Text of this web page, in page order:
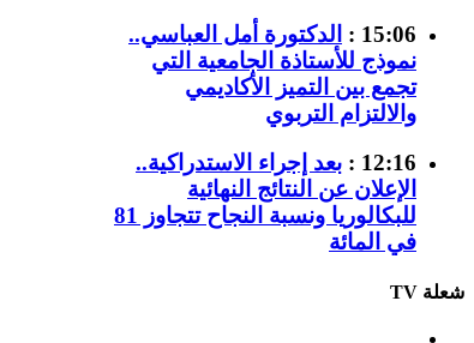
15:06 :
الدكتورة أمل العباسي..
نموذج للأستاذة الجامعية التي
تجمع بين التميز الأكاديمي
والالتزام التربوي
12:16 :
بعد إجراء الاستدراكية..
الإعلان عن النتائج النهائية
للبكالوريا ونسبة النجاح تتجاوز 81
في المائة
شعلة TV